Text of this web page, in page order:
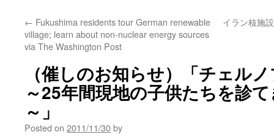
← Fukushima residents tour German renewable
village; learn about non-nuclear energy sources
via The Washington Post
イラン核施
（催しのお知らせ）「チェル
～25年間現地の子供たちを診
～」
Posted on 2011/11/30by